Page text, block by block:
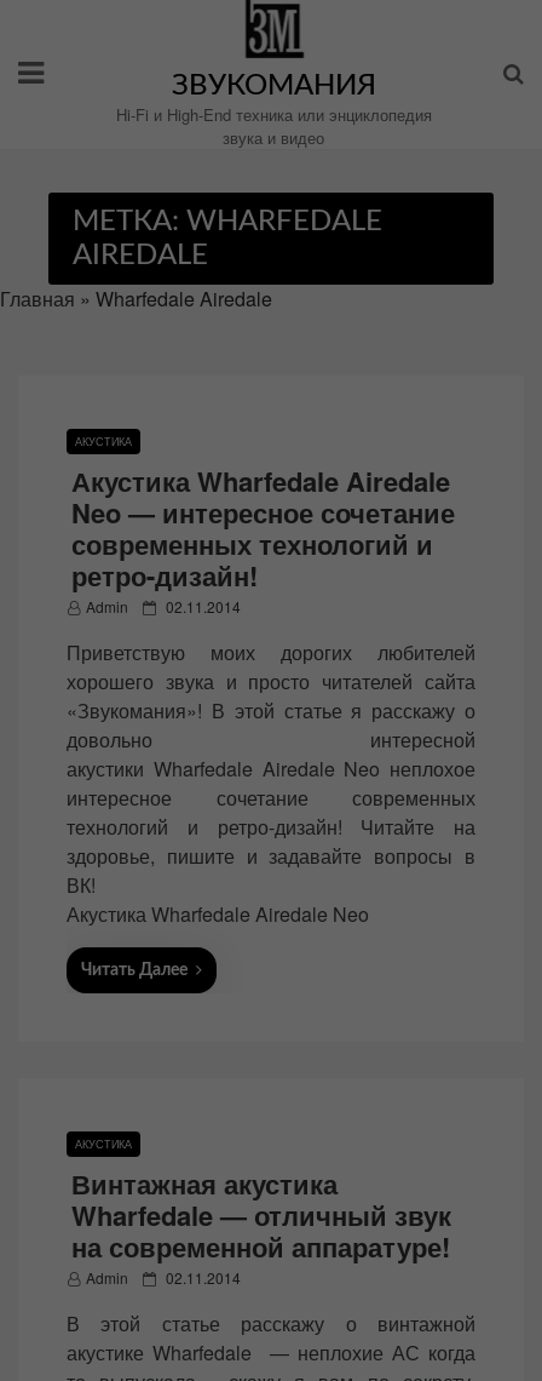
содержимому
ЗВУКОМАНИЯ
Hi-Fi и High-End техника или энциклопедия
звука и видео
МЕТКА: WHARFEDALE
AIREDALE
Главная » Wharfedale Airedale
АКУСТИКА
Акустика Wharfedale Airedale
Neo — интересное сочетание
современных технологий и
ретро-дизайн!
Admin
P
s
e
o
n
02.11.2014
Приветствую моих дорогих любителей
хорошего звука и просто читателей сайта
«Звукомания»! В этой статье я расскажу о
довольно интересной
акустики Wharfedale Airedale Neo неплохое
интересное сочетание современных
технологий и ретро-дизайн! Читайте на
здоровье, пишите и задавайте вопросы в
ВК!
Акустика Wharfedale Airedale Neo
Читать Далее
АКУСТИКА
Винтажная акустика
Wharfedale — отличный звук
на современной аппаратуре!
Admin
P
t
02.11.2014
В этой статье расскажу о винтажной
акустике Wharfedale — неплохие АС когда